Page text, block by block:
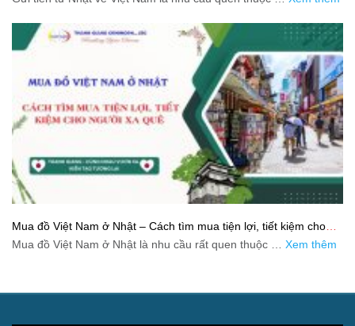
Mua đồ Việt Nam ở Nhật – Cách tìm mua tiện lợi, tiết kiệm cho
người xa quê
Mua đồ Việt Nam ở Nhật là nhu cầu rất quen thuộc … Xem thêm